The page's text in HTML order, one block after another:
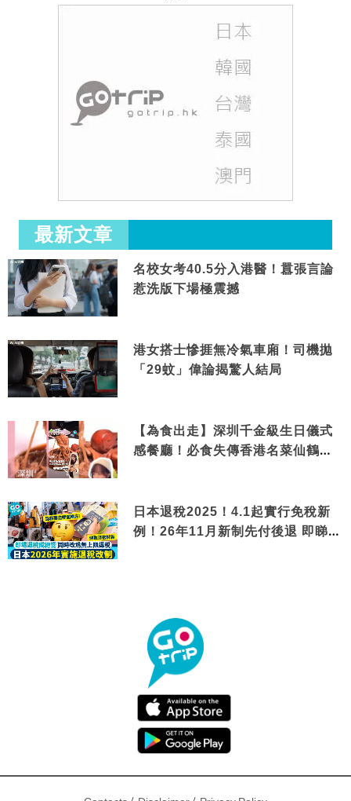
最新文章
名校女考40.5分入港醫！囂張言論
惹洗版下場極震撼
港女搭士慘捱無冷氣車廂！司機拋
「29蚊」偉論揭驚人結局
【為食出走】深圳千金級生日儀式
感餐廳！必食失傳香港名菜仙鶴神
日本退稅2025！4.1起實行免稅新
例！26年11月新制先付後退 即睇步